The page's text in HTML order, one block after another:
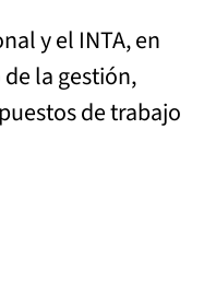
y el INTA, en
la gestión,
de trabajo